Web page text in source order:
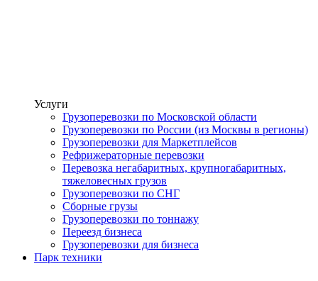
Услуги
Грузоперевозки по Московской области
Грузоперевозки по России (из Москвы в регионы)
Грузоперевозки для Маркетплейсов
Рефрижераторные перевозки
Перевозка негабаритных, крупногабаритных,
тяжеловесных грузов
Грузоперевозки по СНГ
Сборные грузы
Грузоперевозки по тоннажу
Переезд бизнеса
Грузоперевозки для бизнеса
Парк техники